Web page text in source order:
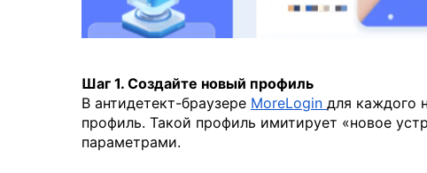
Шаг 1. Создайте новый профиль
В антидетект-браузере MoreLogin для каждого
профиль. Такой профиль имитирует «новое
параметрами.